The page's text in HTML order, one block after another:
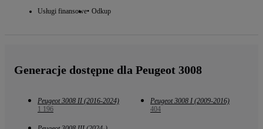
Usługi finansowe Odkup
Generacje dostępne dla Peugeot 3008
Peugeot 3008 II (2016-2024)
1 196
Peugeot 3008 I (2009-2016)
404